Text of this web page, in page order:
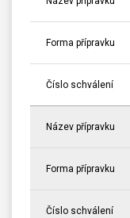
Forma přípravku
Číslo schválení
Název přípravku
Forma přípravku
Číslo schválení